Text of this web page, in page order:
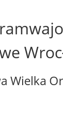
Wielka